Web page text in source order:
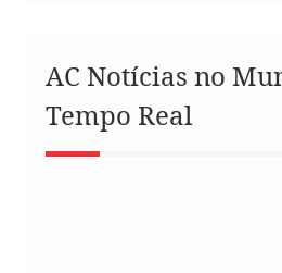
AC Notícias no
Tempo Real